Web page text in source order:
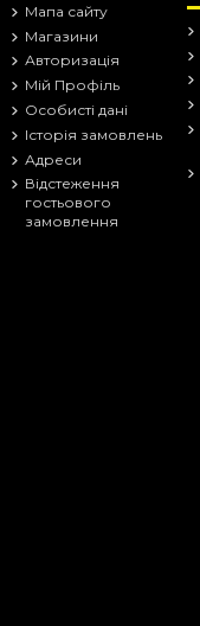
Мапа сайту
Магазини
Авторизація
Мій Профіль
Особисті дані
Історія замовлень
Адреси
Відстеження
гостьового
замовлення